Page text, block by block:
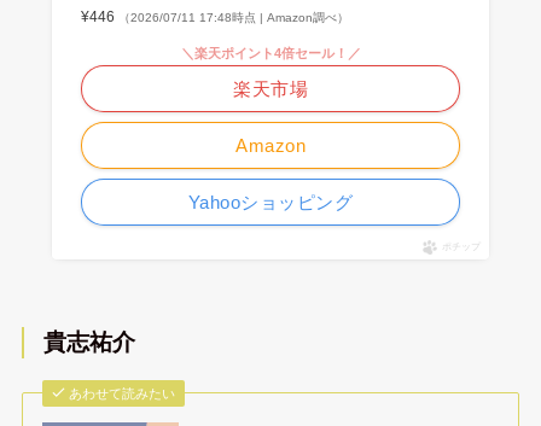
¥446
（2026/07/11 17:48時点 | Amazon調べ）
Amazon
＼楽天ポイント4倍セール！／
楽天市場
Yahooショッピング
ポチップ
貴志祐介
あわせて読みたい